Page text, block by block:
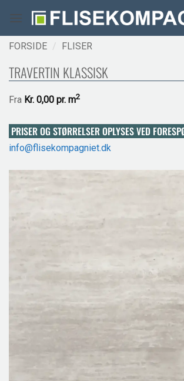
indhold
FORSIDE / FLISER
TRAVERTIN KLASSISK
Fra Kr. 0,00 pr. m2
PRISER OG STØRRELSER OPLYSES VED
info@flisekompagniet.dk